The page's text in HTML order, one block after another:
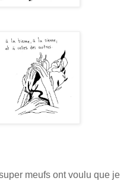
meufs ont voulu que je